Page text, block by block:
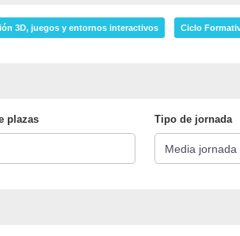
3D, juegos y entornos interactivos Ciclo
plazas Tipo de jornada